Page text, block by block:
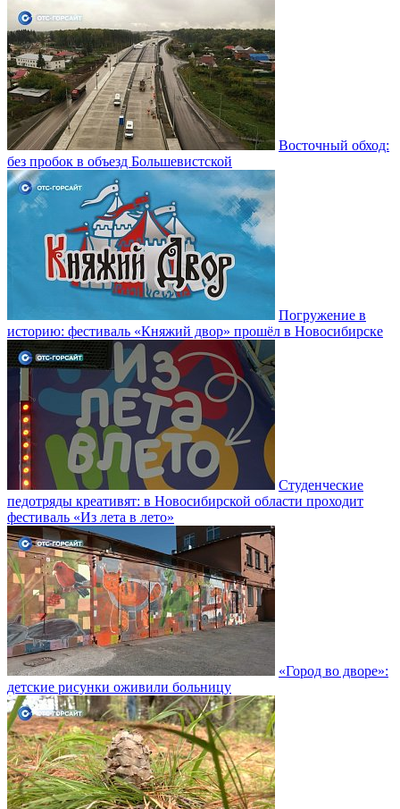
Восточный обход:
без пробок в объезд Большевистской
Погружение в
историю: фестиваль «Княжий двор» прошёл в Новосибирске
Студенческие
педотряды креативят: в Новосибирской области проходит
фестиваль «Из лета в лето»
«Город во дворе»:
детские рисунки оживили больницу